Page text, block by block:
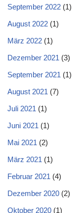
September 2022 (1)
August 2022 (1)
März 2022 (1)
Dezember 2021 (3)
September 2021 (1)
August 2021 (7)
Juli 2021 (1)
Juni 2021 (1)
Mai 2021 (2)
März 2021 (1)
Februar 2021 (4)
Dezember 2020 (2)
Oktober 2020 (1)